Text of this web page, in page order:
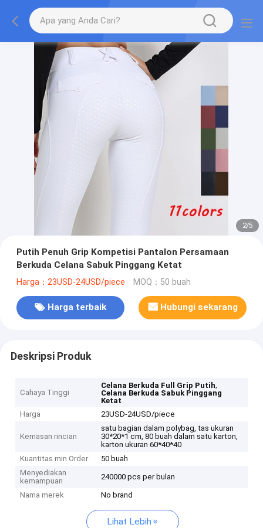
2/5
Putih Penuh Grip Kompetisi Pantalon Persamaan
Berkuda Celana Sabuk Pinggang Ketat
Harga：23USD-24USD/piece MOQ：50 buah
Harga terbaik Hubungi sekarang
Deskripsi Produk
Cahaya Tinggi
Celana Berkuda Full Grip Putih,
Celana Berkuda Sabuk Pinggang
Ketat
Harga
23USD-24USD/piece
Kemasan rincian
satu bagian dalam polybag, tas ukuran
30*20*1 cm, 80 buah dalam satu karton,
karton ukuran 60*40*40
Kuantitas min Order
50 buah
Menyediakan
kemampuan
240000 pcs per bulan
Nama merek No brand
Lihat Lebih